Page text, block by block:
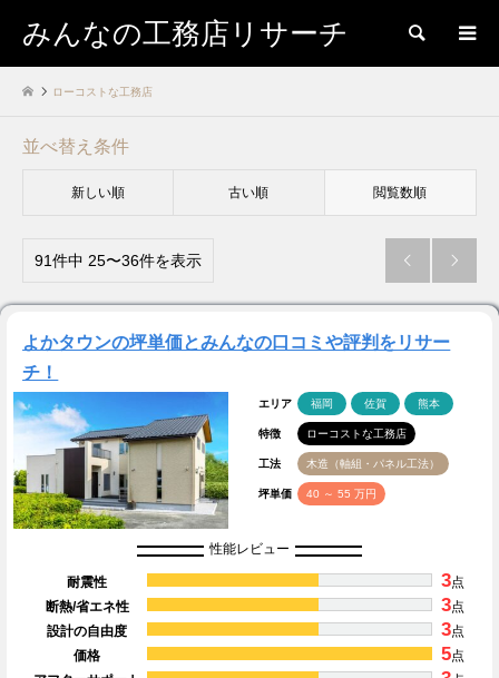
みんなの工務店リサーチ 検索
ローコストな工務店
並べ替え条件
新しい順 古い順 閲覧数順
91件中 25〜36件を表示  
よかタウンの坪単価とみんなの口コミや評判をリサー
チ！
エリア 福岡 佐賀 熊本
特徴 ローコストな工務店
工法 木造（軸組・パネル工法）
坪単価 40 ～ 55 万円
性能レビュー
耐震性 3点
断熱/省エネ性
3点
設計の自由度
3点
価格
5点